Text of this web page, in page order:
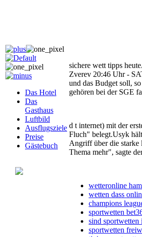
Das Hotel
Das
Gasthaus
Luftbild
Ausflugsziele
Preise
Gästebuch
sichere wett tipps
Zverev 20:46 Uhr -
und das Budget soll,
gehören bei der SGE
d t internet) mit der
Fluch" belegt.Usyk
Angriff über die starke
Thema mehr", sagte
wetteronline
wetten dass
champions
sportwetten
sind sportwetten
sportwetten